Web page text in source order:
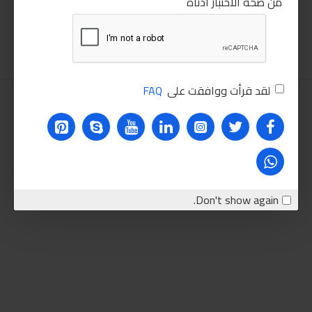
لقد قرأت ووافقت على FAQ
Don't show again.